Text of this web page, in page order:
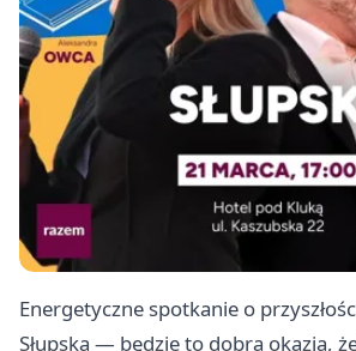
Energetyczne spotkanie o
Słupska — będzie to dobra okazja,